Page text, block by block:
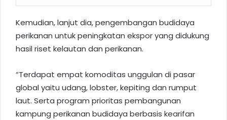
Kemudian, lanjut dia, pengembangan budidaya
perikanan untuk peningkatan ekspor yang didukung
hasil riset kelautan dan perikanan.
“Terdapat empat komoditas unggulan di pasar
global yaitu udang, lobster, kepiting dan rumput
laut. Serta program prioritas pembangunan
kampung perikanan budidaya berbasis kearifan